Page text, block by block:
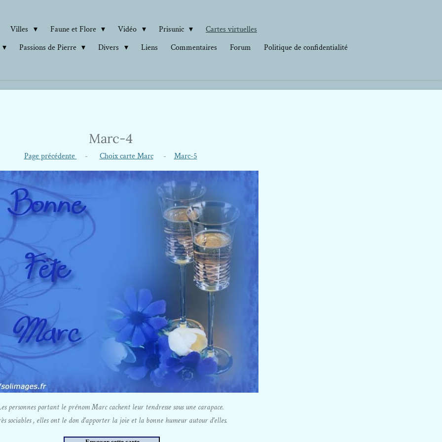
Villes Faune et Flore Vidéo Prisunic
Cartes virtuelles
Passions de Pierre
Divers Liens Commentaires Forum Politique de confidentialité
Marc-4
Page précédente - Choix carte Marc- Marc-5
personnes portant le prénom Marc cachent leur tendresse sous une carapace.
sociables , elles ont le don d'apporter la joie et la bonne humeur autour d'elles.